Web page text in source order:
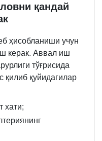
қандай
ҳисобланиши учун
керак. Аввал иш
тўғрисида
қилиб қуйидагилар
хати;